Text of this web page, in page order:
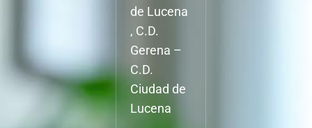
de Lucena
, C.D.
Gerena –
C.D.
Ciudad de
Lucena